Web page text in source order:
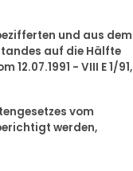
und aus dem
auf die Hälfte
- VIII E 1/91,
vom
werden,